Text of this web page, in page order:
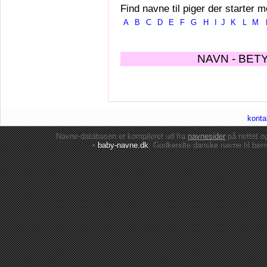
Find navne til piger der starter
A B C D E F G H J K L M
NAVN -
Navne-databasen er kompileret ud franavnesiderpå nettet
•baby-navne.dk: Godkendte danskenavne til børn